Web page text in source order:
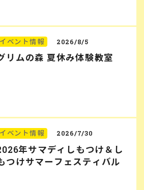
イベント情報 2026/8/5
リムの森 夏休み体験教室
イベント情報 2026/7/30
年サマディしもつけ＆し
つけサマーフェスティバル